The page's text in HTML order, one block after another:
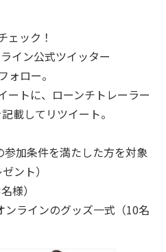
ェック！
イン公式ツイッター
ォロー。
ートに、ローンチトレーラー
載してリツイート。
加条件を満たした方を対象
ント）
様）
ンラインのグッズ一式（10名